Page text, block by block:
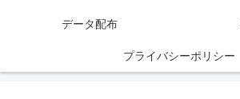
データ配布
プライバシーポリシー